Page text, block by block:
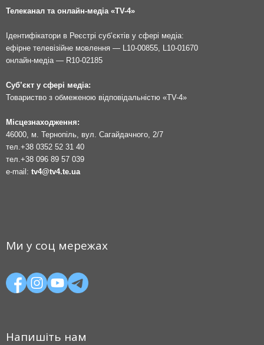
Телеканал та онлайн-медіа «TV-4»
Ідентифікатори в Реєстрі суб’єктів у сфері медіа:
ефірне телевізійне мовлення — L10-00855, L10-01670
онлайн-медіа — R10-02185
Суб’єкт у сфері медіа:
Товариство з обмеженою відповідальністю «TV-4»
Місцезнаходження:
46000, м. Тернопіль, вул. Сагайдачного, 2/7
тел. +38 0352 52 31 40
тел. +38 096 89 57 039
e-mail: tv4@tv4.te.ua
Ми у соц мережах
Напишіть нам